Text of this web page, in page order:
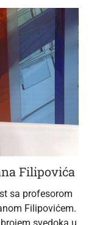
Filipovića
sa profesorom
Filipovićem.